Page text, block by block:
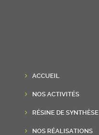
ACCUEIL
NOS ACTIVITÉS
RÉSINE DE SYNTHÈSE
NOS RÉALISATIONS